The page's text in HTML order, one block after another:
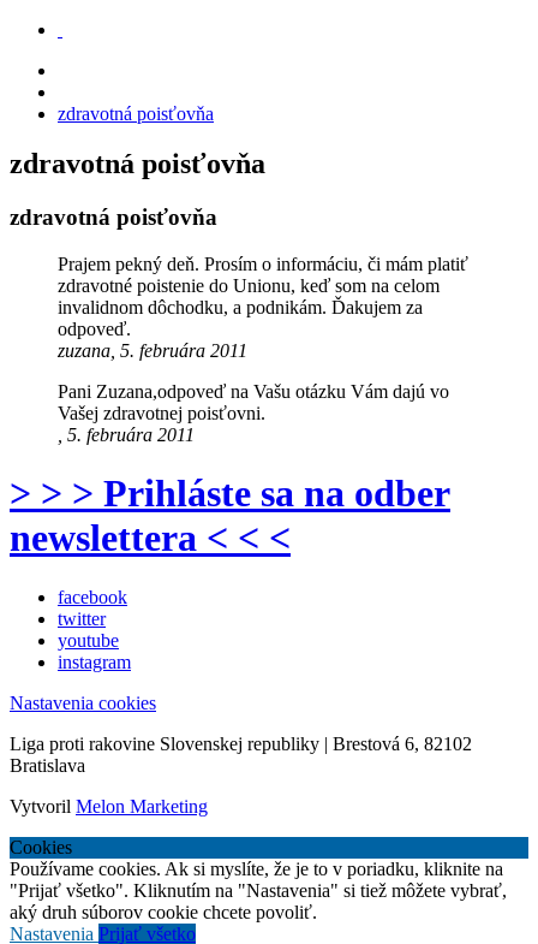
zdravotná poisťovňa
zdravotná poisťovňa
zdravotná poisťovňa
Prajem pekný deň. Prosím o informáciu, či mám platiť
zdravotné poistenie do Unionu, keď som na celom
invalidnom dôchodku, a podnikám. Ďakujem za
odpoveď.
zuzana, 5. februára 2011
Pani Zuzana,odpoveď na Vašu otázku Vám dajú vo
Vašej zdravotnej poisťovni.
, 5. februára 2011
> > > Prihláste sa na odber
newslettera < < <
facebook
twitter
youtube
instagram
Nastavenia cookies
Liga proti rakovine Slovenskej republiky | Brestová 6, 82102
Bratislava
Vytvoril Melon Marketing
Cookies
Používame cookies. Ak si myslíte, že je to v poriadku, kliknite na
"Prijať všetko". Kliknutím na "Nastavenia" si tiež môžete vybrať,
aký druh súborov cookie chcete povoliť.
Nastavenia Prijať všetko